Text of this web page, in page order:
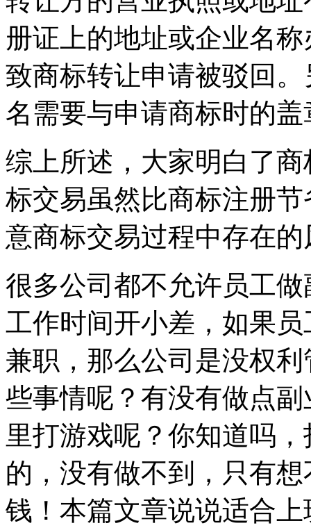
册证上的地址或企业名
致商标转让申请被驳回
名需要与申请商标时的
综上所述，大家明白了
标交易虽然比商标注册
意商标交易过程中存在的
很多公司都不允许员工
工作时间开小差，如果
兼职，那么公司是没权
些事情呢？有没有做点
里打游戏呢？你知道吗
的，没有做不到，只有
钱！本篇文章说说适合